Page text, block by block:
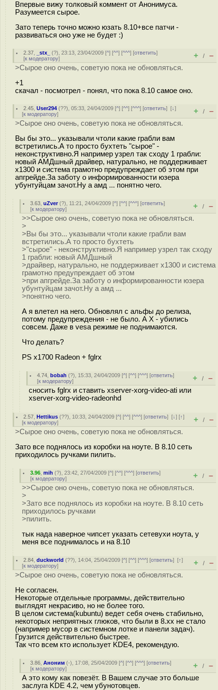
Впервые вижу толковый коммент от Анонимуса.
Разумеется сырое.
Зато теперь точно можно юзать 8.10+все патчи -
развиваться оно уже не будет :)
2.37 _stx_ (?), 23:13, 23/04/2009 [^] [^^] [^^^] [ответить]
[к модератору] + / –
>Сырое оно очень, советую пока не обновляться.
+1
скачал - посмотрел - понял, что пока 8.10 самое оно.
2.45 ,User294 (??), 05:33, 24/04/2009 [^] [^^] [^^^] [ответить][↓]
[к модератору] + / –
>Сырое оно очень, советую пока не обновляться.
Вы бы это... указывали чтоли какие грабли вам
встретились.А то просто бухтеть "сырое" -
неконструктивно.Я например узрел так сходу 1 грабли:
новый АМДшный драйвер, натурально, не поддерживает
х1300 и система грамотно предупреждает об этом при
апгрейде.За заботу о информированности юзера
убунтуйцам зачот.Ну а амд ... понятно чего.
3.63 ,uZver(?), 11:21, 24/04/2009 [^] [^^] [^^^] [ответить]
[к модератору] + / –
>>Сырое оно очень, советую пока не обновляться.
>
>Вы бы это... указывали чтоли какие грабли вам
встретились.А то просто бухтеть
>"сырое" - неконструктивно.Я например узрел так сходу
1 грабли: новый АМДшный
>драйвер, натурально, не поддерживает х1300 и система
грамотно предупреждает об этом
>при апгрейде.За заботу о информированности юзера
убунтуйцам зачот.Ну а амд ...
>понятно чего.
А я влетел на него. Обновлял с альфы до релиза,
потому предупреждения - не было. А Х - убились
совсем. Даже в vesa режиме не поднимаются.
Что делать?
PS x1700 Radeon + fglrx
4.74 ,bobah (?), 15:33, 24/04/2009 [^] [^^] [^^^] [ответить]
[к модератору] + / –
сносить fglrx и ставить xserver-xorg-video-ati или
xserver-xorg-video-radeonhd
2.57 ,Hettikus (??), 10:33, 24/04/2009 [^] [^^] [^^^] [ответить][↓] [↑]
[к модератору] + / –
>Сырое оно очень, советую пока не обновляться.
Зато все поднялось из коробки на ноуте. В 8.10 сеть
приходилось ручками пилить.
3.96 ,mih (?), 23:42, 27/04/2009 [^] [^^] [^^^] [ответить]
[к модератору] + / –
>>Сырое оно очень, советую пока не обновляться.
>
>Зато все поднялось из коробки на ноуте. В 8.10 сеть
приходилось ручками
>пилить.
тык нада наверное чипсет указать сетевухи ноута, у
меня все поднималось и на 8.10
2.84 ,duckworld (??), 14:04, 25/04/2009 [^] [^^] [^^^] [ответить][↑]
[к модератору] + / –
>Сырое оно очень, советую пока не обновляться.
Не согласен.
Некоторые отдельные программы, действительно
выглядят некрасиво, но не более того.
В целом система(kubuntu) ведет себя очень стабильно,
некоторых неприятных глюков, что были в 8.хх не стало
(например мусор в системном лотке и панели задач).
Грузится действительно быстрее.
Так что всем кто использует KDE4, рекомендую.
3.86 ,Аноним (-), 17:08, 25/04/2009 [^] [^^] [^^^] [ответить]
[к модератору] + / –
А это кому как повезёт. В Вашем случае это больше
заслуга KDE 4.2, чем убунотовцев.